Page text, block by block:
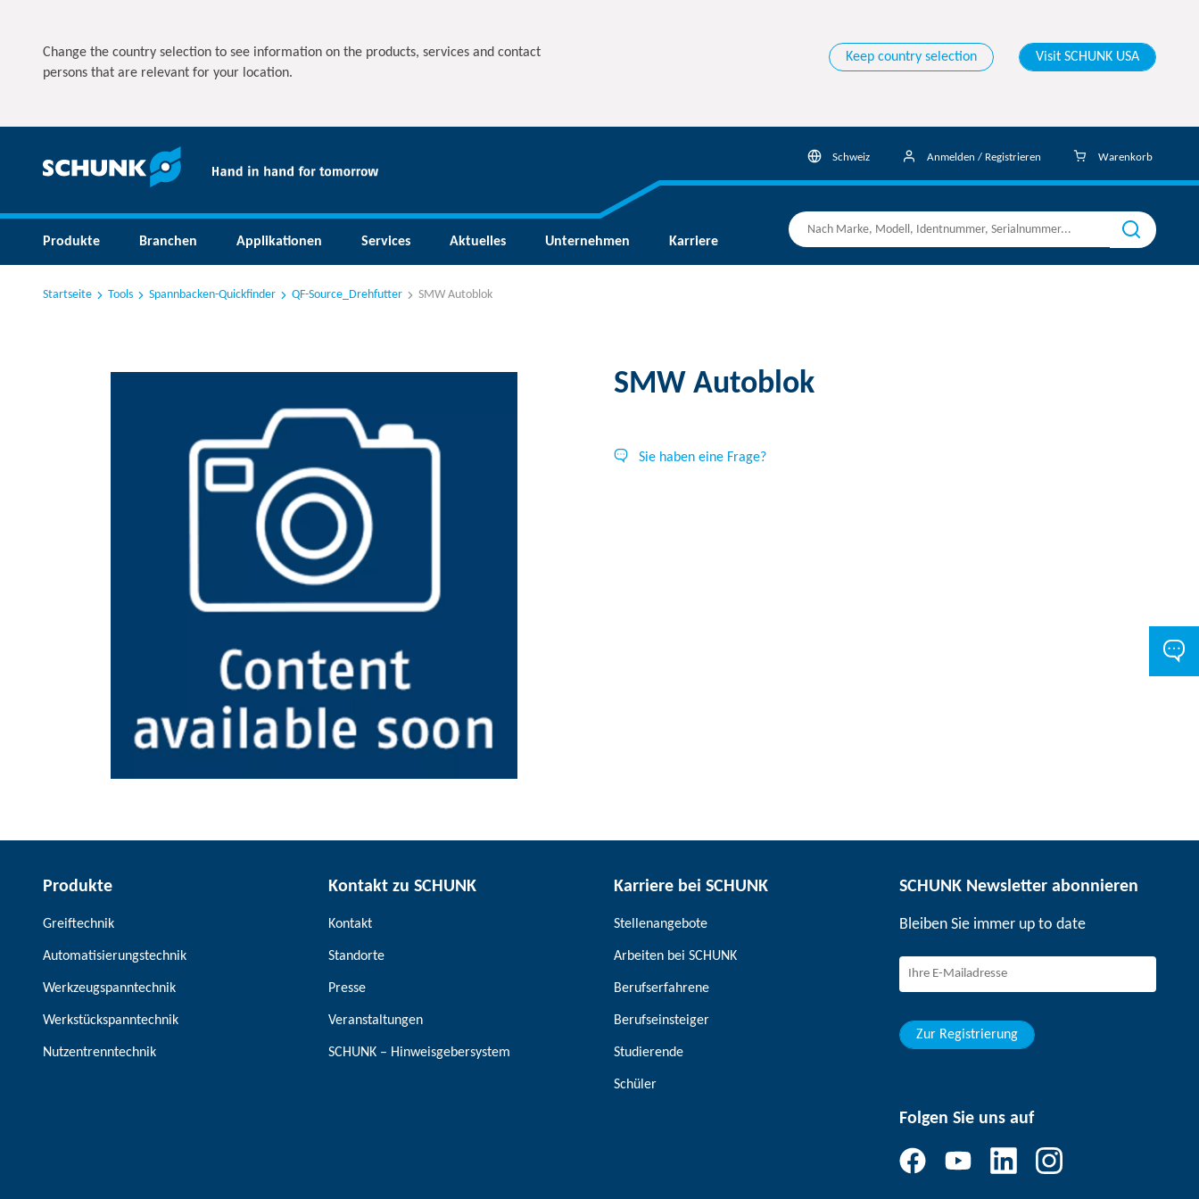
Change the country selection to see information on the products, services and contact
persons that are relevant for your location.
Keep country selection Visit SCHUNK USA
Schweiz Anmelden / Registrieren Warenkorb
Produkte Branchen Applikationen Services Aktuelles Unternehmen Karriere
Startseite Tools Spannbacken-Quickfinder QF-Source_Drehfutter SMW Autoblok
SMW Autoblok
Sie haben eine Frage?
Produkte
Greiftechnik
Automatisierungstechnik
Werkzeugspanntechnik
Werkstückspanntechnik
Nutzentrenntechnik
Kontakt zu SCHUNK
Kontakt
Standorte
Presse
Veranstaltungen
SCHUNK – Hinweisgebersystem
Karriere bei SCHUNK
Stellenangebote
Arbeiten bei SCHUNK
Berufserfahrene
Berufseinsteiger
Studierende
Schüler
SCHUNK Newsletter abonnieren
Bleiben Sie immer up to date
Zur Registrierung
Folgen Sie uns auf